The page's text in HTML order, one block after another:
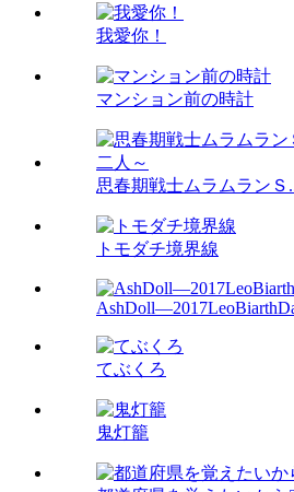
我愛你！
マンション前の時計
思春期戦士ムラムランＳ
トモダチ境界線
てぶくろ
鬼灯籠